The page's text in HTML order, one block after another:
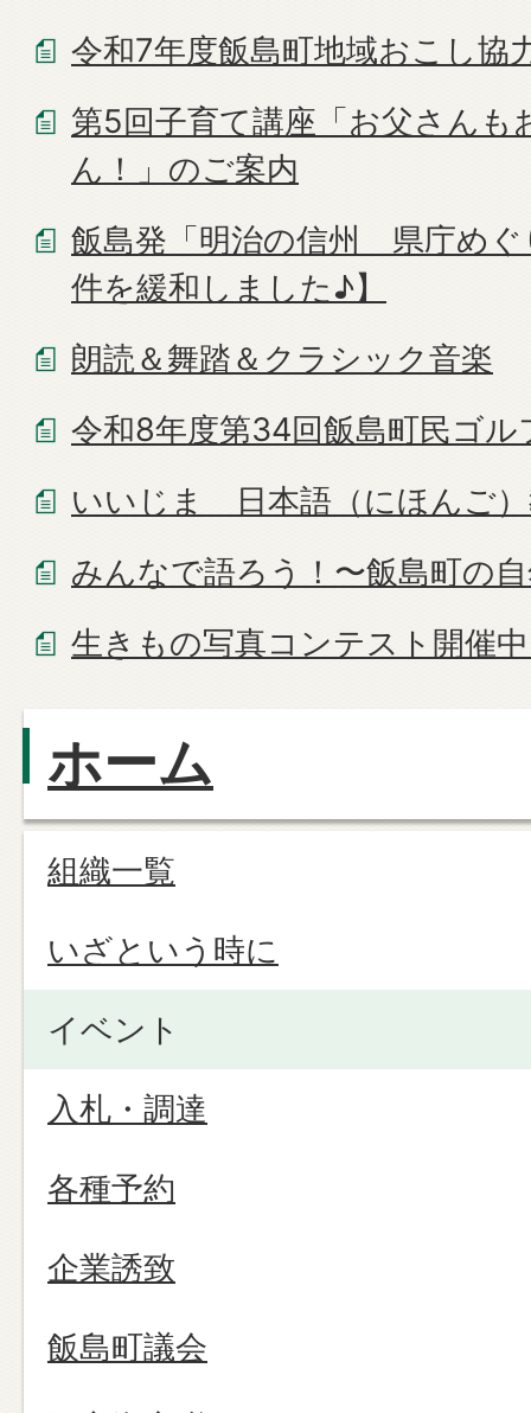
令和7年度飯島町地域おこし協
第5回子育て講座「お父さんも
ん！」のご案内
飯島発「明治の信州 県庁めぐ
件を緩和しました♪】
朗読＆舞踏＆クラシック音楽
令和8年度第34回飯島町民ゴル
いいじま 日本語（にほんご
みんなで語ろう！〜飯島町の
生きもの写真コンテスト開催
ホーム
組織一覧
いざという時に
イベント
入札・調達
各種予約
企業誘致
飯島町議会